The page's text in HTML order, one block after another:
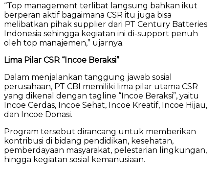
“Top management terlibat langsung bahkan ikut
berperan aktif bagaimana CSR itu juga bisa
melibatkan pihak supplier dari PT Century Batteries
Indonesia sehingga kegiatan ini di-support penuh
oleh top manajemen,” ujarnya.
Lima Pilar CSR “Incoe Beraksi”
Dalam menjalankan tanggung jawab sosial
perusahaan, PT CBI memiliki lima pilar utama CSR
yang dikenal dengan tagline “Incoe Beraksi”, yaitu
Incoe Cerdas, Incoe Sehat, Incoe Kreatif, Incoe Hijau,
dan Incoe Donasi.
Program tersebut dirancang untuk memberikan
kontribusi di bidang pendidikan, kesehatan,
pemberdayaan masyarakat, pelestarian lingkungan,
hingga kegiatan sosial kemanusiaan.